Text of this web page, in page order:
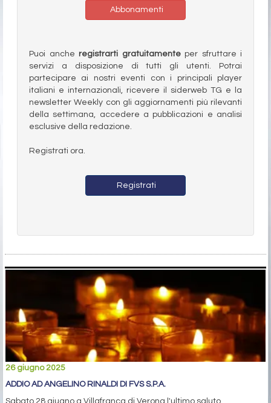
Abbonamenti
Puoi anche registrarti gratuitamenteper sfruttare i
servizi a disposizione di tutti gli utenti. Potrai
partecipare ai nostri eventi con i principali player
italiani e internazionali, ricevere il siderweb TG e la
newsletter Weekly con gli aggiornamenti più rilevanti
della settimana, accedere a pubblicazioni e analisi
esclusive della redazione.
Registrati ora.
Registrati
26 giugno 2025
ADDIO AD ANGELINO RINALDI DI FVS S.P.A.
Sabato 28 giugno a Villafranca di Verona l'ultimo saluto